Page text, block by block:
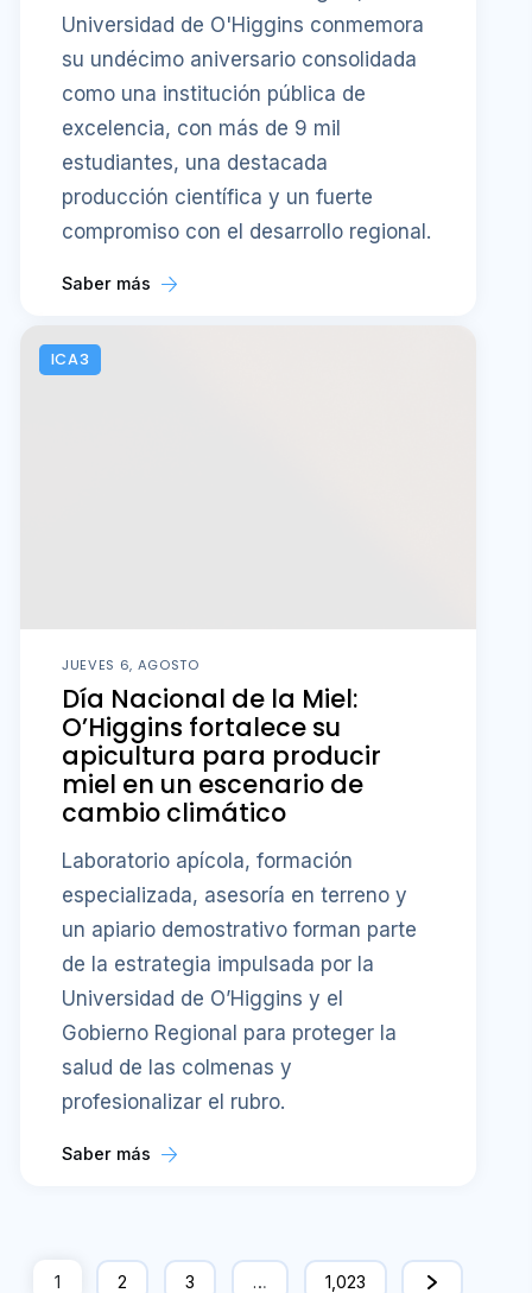
Universidad de O'Higgins conmemora
su undécimo aniversario consolidada
como una institución pública de
excelencia, con más de 9 mil
estudiantes, una destacada
producción científica y un fuerte
compromiso con el desarrollo regional.
Saber más
ICA3
JUEVES 6, AGOSTO
Día Nacional de la Miel:
O’Higgins fortalece su
apicultura para producir
miel en un escenario de
cambio climático
Laboratorio apícola, formación
especializada, asesoría en terreno y
un apiario demostrativo forman parte
de la estrategia impulsada por la
Universidad de O’Higgins y el
Gobierno Regional para proteger la
salud de las colmenas y
profesionalizar el rubro.
Saber más
1 2 3 … 1,023